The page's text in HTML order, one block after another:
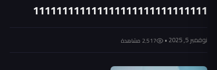
111111111111111111111111111111
نوفمبر 5, 2025 • 2٬517 مشاهدة